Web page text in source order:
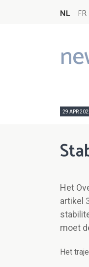
NL FR
Main
29 APR
Het
artikel
moet
Het